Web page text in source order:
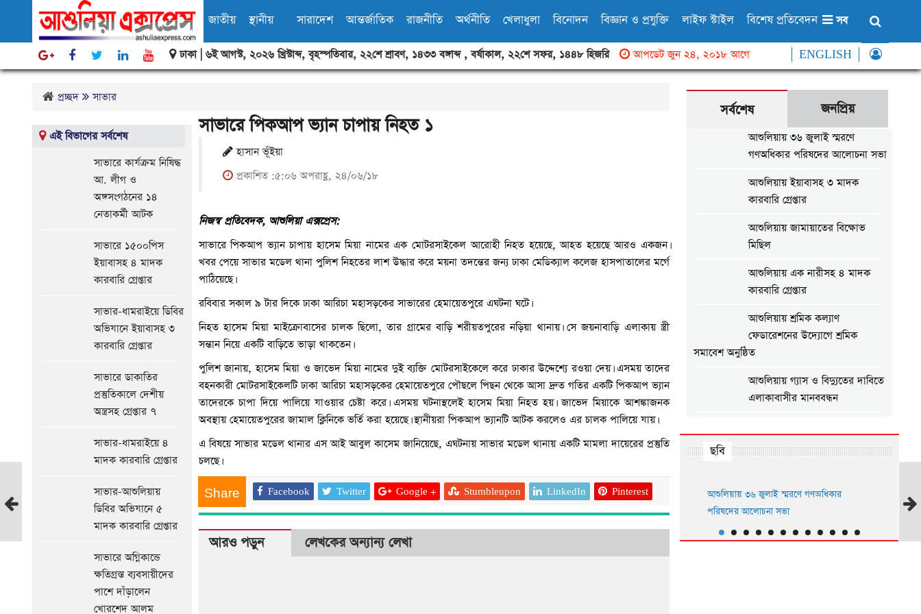
জাতীয় স্থানীয় সারাদেশ আন্তর্জাতিক রাজনীতি অর্থনীতি খেলাধুলা বিনোদন বিজ্ঞান ও প্রযুক্তি লাইফ স্টাইল বিশেষ প্রতিবেদন
বিবিধ
সব
ঢাকা | ৬ই আগস্ট, ২০২৬ খ্রিস্টাব্দ,বৃহস্পতিবার, ২২শে শ্রাবণ, ১৪৩৩ বঙ্গাব্দ,বর্ষাকাল, ২২শে সফর, ১৪৪৮ হিজরি আপডেট জুন ২৪, ২০১৮ আগে ENGLISH
বাস
ও
ট্রাক
নিহত
১,
আহত
প্রচ্ছদ সাভার
সাভারে পিকআপ ভ্যান চাপায় নিহত ১
হাসান ভূঁইয়া
প্রকাশিত :৫:০৬ অপরাহ্ণ, ২৪/০৬/১৮
নিজস্ব প্রতিবেদক, আশুলিয়া এক্সপ্রেস:
সাভারে পিকআপ ভ্যান চাপায় হাসেম মিয়া নামের এক মোটরসাইকেল আরোহী নিহত হয়েছে, আহত হয়েছে আরও একজন।
খবর পেয়ে সাভার মডেল থানা পুলিশ নিহতের লাশ উদ্ধার করে ময়না তদন্তের জন্য ঢাকা মেডিক্যাল কলেজ হাসপাতালের মর্গে
পাঠিয়েছে।
রবিবার সকাল ৯ টার দিকে ঢাকা আরিচা মহাসড়কের সাভারের হেমায়েতপুরে এঘটনা ঘটে।
নিহত হাসেম মিয়া মাইক্রোবাসের চালক ছিলো, তার গ্রামের বাড়ি শরীয়তপুরের নড়িয়া থানায়। সে জয়নাবাড়ি এলাকায় স্ত্রী
সন্তান নিয়ে একটি বাড়িতে ভাড়া থাকতেন।
পুলিশ জানায়, হাসেম মিয়া ও জাভেদ মিয়া নামের দুই ব্যক্তি মোটরসাইকেলে করে ঢাকার উদ্দেশ্যে রওয়া দেয়। এসময় তাদের
বহনকারী মোটরসাইকেলটি ঢাকা আরিচা মহাসড়কের হেমায়েতপুরে পৌছলে পিছন থেকে আসা দ্রুত গতির একটি পিকআপ ভ্যান
তাদেরকে চাপা দিয়ে পালিয়ে যাওয়ার চেষ্টা করে। এসময় ঘটনাস্থলেই হাসেম মিয়া নিহত হয়। জাভেদ মিয়াকে আশঙ্কাজনক
অবস্থায় হেমায়েতপুরের জামাল ক্লিনিকে ভর্তি করা হয়েছে। স্থানীয়রা পিকআপ ভ্যানটি আটক করলেও এর চালক পালিয়ে যায়।
এ বিষয়ে সাভার মডেল থানার এস আই আবুল কাসেম জানিয়েছে, এঘটনায় সাভার মডেল থানায় একটি মামলা দায়েরের প্রস্তুতি
চলছে।
Share Facebook Twitter Google + Stumbleupon LinkedIn Pinterest
আরও পড়ুন লেখকের অন্যান্য লেখা
এই বিভাগের সর্বশেষ
সাভারে কার্যক্রম নিষিদ্ধ
আ. লীগ ও
অঙ্গসংগঠনের ১৪
নেতাকর্মী আটক
সাভারে ১৫০০পিস
ইয়াবাসহ ৪ মাদক
কারবারি গ্রেপ্তার
সাভার-ধামরাইয়ে ডিবির
অভিযানে ইয়াবাসহ ৩
কারবারি গ্রেপ্তার
সাভারে ডাকাতির
প্রস্তুতিকালে দেশীয়
অস্ত্রসহ গ্রেপ্তার ৭
সাভার-ধামরাইয়ে ৪
মাদক কারবারি গ্রেপ্তার
সাভার-আশুলিয়ায়
ডিবির অভিযানে ৫
মাদক কারবারি গ্রেপ্তার
সাভারে অগ্নিকান্ডে
ক্ষতিগ্রস্ত ব্যবসায়ীদের
পাশে দাঁড়ালেন
খোরশেদ আলম
সর্বশেষ জনপ্রিয়
আশুলিয়ায় ৩৬ জুলাই স্মরণে
গণঅধিকার পরিষদের আলোচনা সভা
আশুলিয়ায় ইয়াবাসহ ৩ মাদক
কারবারি গ্রেপ্তার
আশুলিয়ায় জামায়াতের বিক্ষোভ
মিছিল
আশুলিয়ায় এক নারীসহ ৪ মাদক
কারবারি গ্রেপ্তার
আশুলিয়ায় শ্রমিক কল্যাণ
ফেডারেশনের উদ্যোগে শ্রমিক
সমাবেশ অনুষ্ঠিত
আশুলিয়ায় গ্যাস ও বিদ্যুতের দাবিতে
এলাকাবাসীর মানববন্ধন
গ্যাস ও বিদ্যুৎ সরবরাহের দাবিতে
মানববন্ধন
আশুলিয়ায় বিকাশের ২ কোটি ৩৫
ছবি
আশুলিয়ায় পুলিশের সঙ্গে গোলাগুলি: নারীকে
জিম্মি করে পালাল ‘শুটার বাপ্পি’
আশুলিয়ায় ৩৬ জুলাই স্মরণে গণঅধিকার
পরিষদের আলোচনা সভা
আশুলিয়ায়